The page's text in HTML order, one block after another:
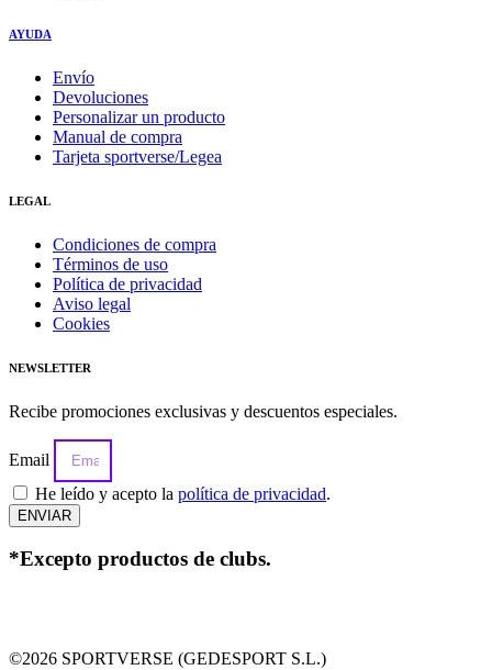
AYUDA
Envío
Devoluciones
Personalizar un producto
Manual de compra
Tarjeta sportverse/Legea
LEGAL
Condiciones de compra
Términos de uso
Política de privacidad
Aviso legal
Cookies
NEWSLETTER
Recibe promociones exclusivas y descuentos especiales.
Email
He leído y acepto la política de privacidad.
ENVIAR
*Excepto productos de clubs.
©2026 SPORTVERSE (GEDESPORT S.L.)